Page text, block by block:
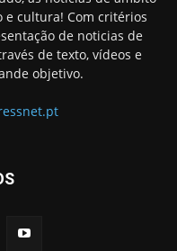
e cultura! Com critérios
de noticias de
de texto, vídeos e
objetivo.